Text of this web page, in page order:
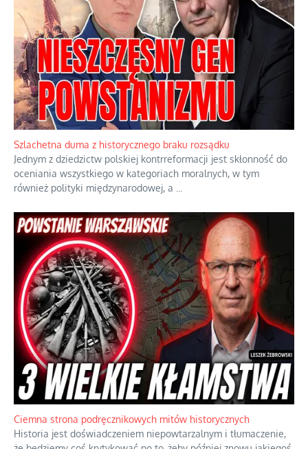
Ekspresowy kurs zbawienia z rodzinną katastrofą
Dramatyczne skutki skrajnej nadgorliwości we wspólnocie.
Szlachetna duma z historycznego braku rozsądku
Jednym z dziedzictw polskiej kontrreformacji jest skłonność do
oceniania wszystkiego w kategoriach moralnych, w tym
również polityki międzynarodowej, a...